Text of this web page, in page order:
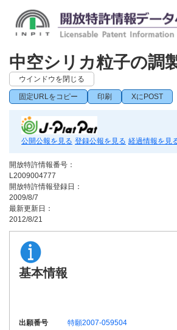
中空シリカ粒子の調
ウインドウを閉じる
固定URLをコピー 印刷 XにPOST
公開公報を見る 登録公報を見る 経過情報を見
開放特許情報番号：
L2009004777
開放特許情報登録日：
2009/8/7
最新更新日：
2012/8/21
基本情報
出願番号
特願2007-059504